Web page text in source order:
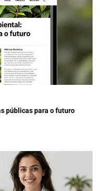
públicas para o futuro